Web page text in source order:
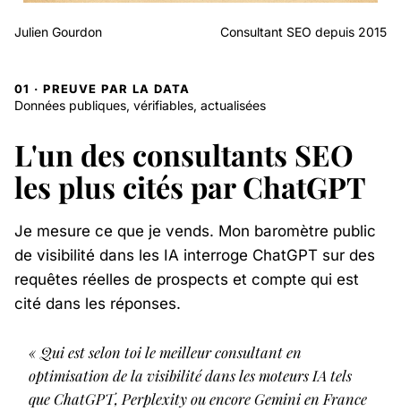
Julien Gourdon Consultant SEO depuis 2015
01 · PREUVE PAR LA DATA
Données publiques, vérifiables, actualisées
L'un des consultants SEO
les plus cités par ChatGPT
Je mesure ce que je vends. Mon baromètre public
de visibilité dans les IA interroge ChatGPT sur des
requêtes réelles de prospects et compte qui est
cité dans les réponses.
« Qui est selon toi le meilleur consultant en
optimisation de la visibilité dans les moteurs IA tels
que ChatGPT, Perplexity ou encore Gemini en France